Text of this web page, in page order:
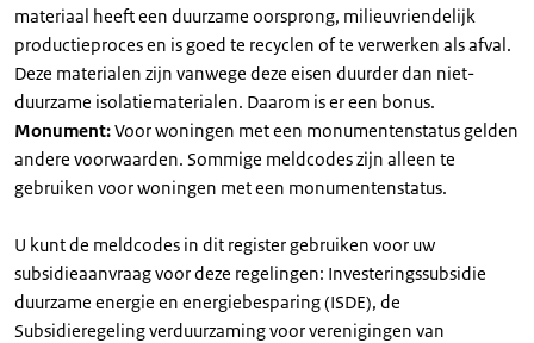
materiaal heeft een duurzame oorsprong, milieuvriendelijk
productieproces en is goed te recyclen of te verwerken als afval.
Deze materialen zijn vanwege deze eisen duurder dan niet-
duurzame isolatiematerialen. Daarom is er een bonus.
Monument:Voor woningen met een monumentenstatus gelden
andere voorwaarden. Sommige meldcodes zijn alleen te
gebruiken voor woningen met een monumentenstatus.
U kunt de meldcodes in dit register gebruiken voor uw
subsidieaanvraag voor deze regelingen: Investeringssubsidie
duurzame energie en energiebesparing (ISDE), de
Subsidieregeling verduurzaming voor verenigingen van